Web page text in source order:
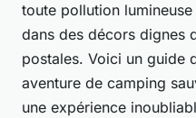
toute pollution
dans des décors dignes
postales. Voici un guide
aventure de camping
une expérience